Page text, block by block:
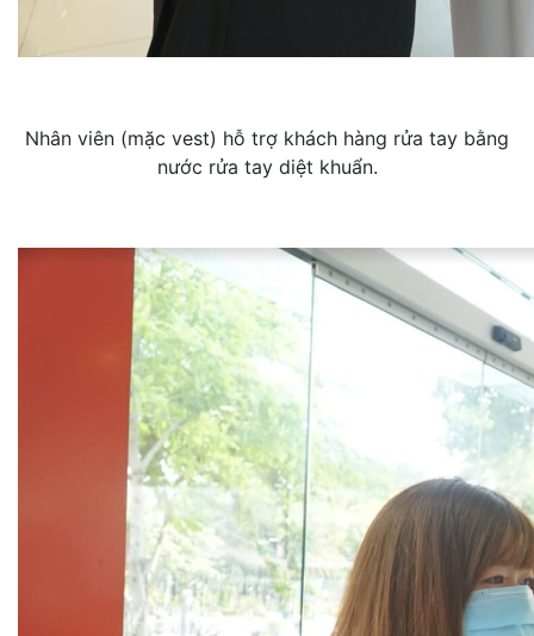
Nhân viên (mặc vest) hỗ trợ khách hàng rửa tay bằng
nước rửa tay diệt khuẩn.